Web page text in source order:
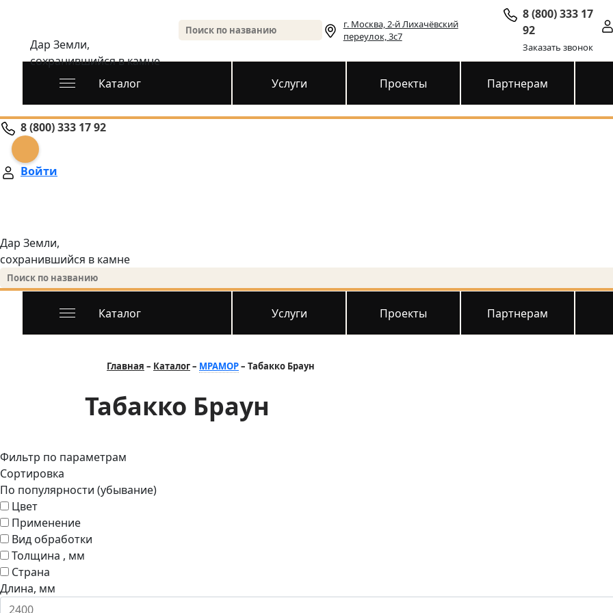
Дар Земли,
сохранившийся в камне
г. Москва, 2-й Лихачёвский
переулок, 3с7
8 (800) 333 17
92
Заказать звонок
Каталог Услуги Проекты Партнерам
8 (800) 333 17 92
Войти
Дар Земли,
сохранившийся в камне
Каталог Услуги Проекты Партнерам
Главная Каталог МРАМОР Табакко Браун
Табакко Браун
Фильтр по параметрам
Сортировка
По популярности (убывание)
Цвет
Применение
Вид обработки
Толщина , мм
Страна
Длина, мм